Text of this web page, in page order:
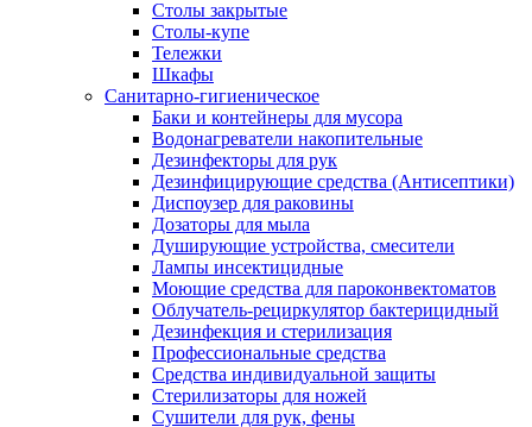
Столы закрытые
Столы-купе
Тележки
Шкафы
Санитарно-гигиеническое
Баки и контейнеры для мусора
Водонагреватели накопительные
Дезинфекторы для рук
Дезинфицирующие средства (Антисептики)
Диспоузер для раковины
Дозаторы для мыла
Душирующие устройства, смесители
Лампы инсектицидные
Моющие средства для пароконвектоматов
Облучатель-рециркулятор бактерицидный
Дезинфекция и стерилизация
Профессиональные средства
Средства индивидуальной защиты
Стерилизаторы для ножей
Сушители для рук, фены